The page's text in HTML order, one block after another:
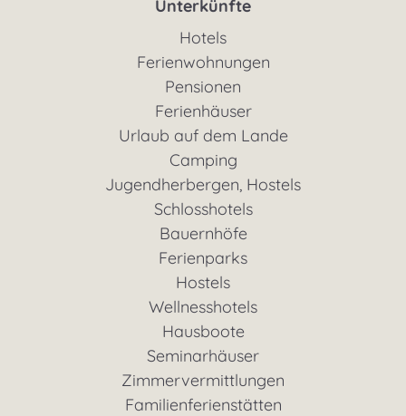
Unterkünfte
Hotels
Ferienwohnungen
Pensionen
Ferienhäuser
Urlaub auf dem Lande
Camping
Jugendherbergen, Hostels
Schlosshotels
Bauernhöfe
Ferienparks
Hostels
Wellnesshotels
Hausboote
Seminarhäuser
Zimmervermittlungen
Familienferienstätten